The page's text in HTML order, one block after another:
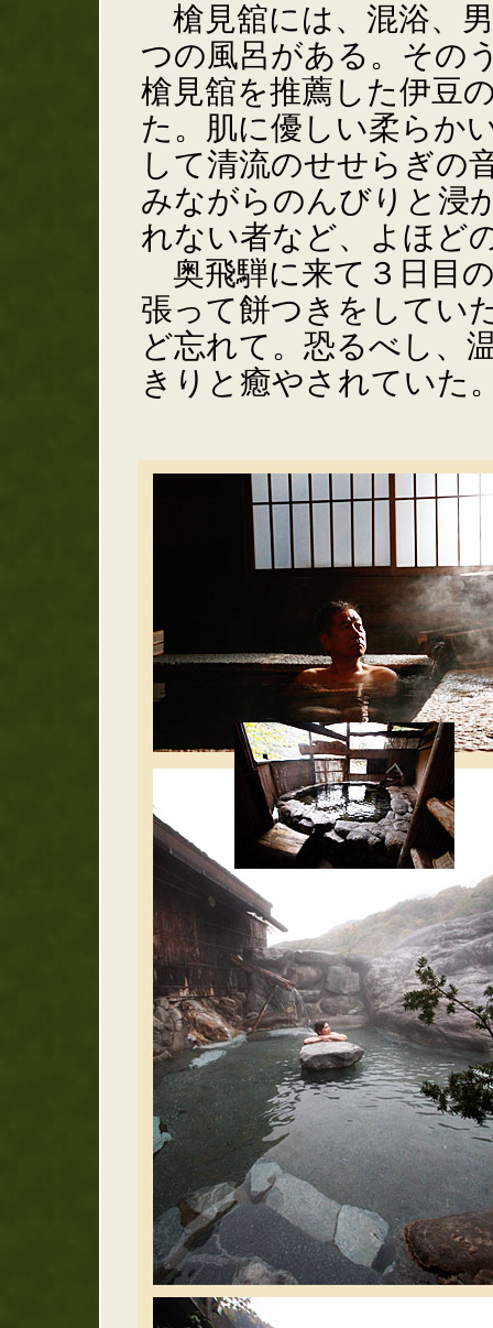
槍見舘には、混浴、
つの風呂がある。その
槍見舘を推薦した伊豆
た。肌に優しい柔らか
して清流のせせらぎの
みながらのんびりと浸
れない者など、よほど
奥飛騨に来て３日目
張って餅つきをしてい
ど忘れて。恐るべし
きりと癒やされていた